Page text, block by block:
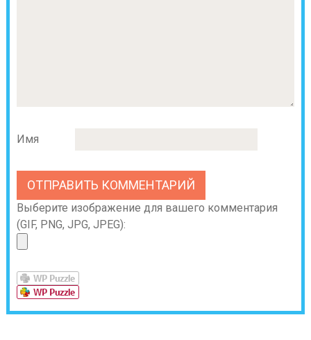
Имя
Выберите изображение для вашего комментария
(GIF, PNG, JPG, JPEG):